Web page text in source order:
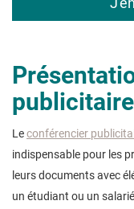
Leconférencier
indispensable pour les
leurs documents avec
un étudiant ou un